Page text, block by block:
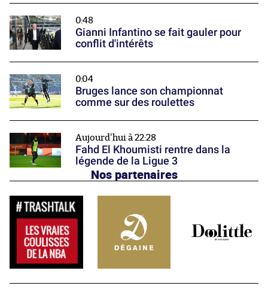
0:48
Gianni Infantino se fait gauler pour
conflit d'intérêts
0:04
Bruges lance son championnat
comme sur des roulettes
Aujourd'hui à 22:28
Fahd El Khoumisti rentre dans la
légende de la Ligue 3
Nos partenaires